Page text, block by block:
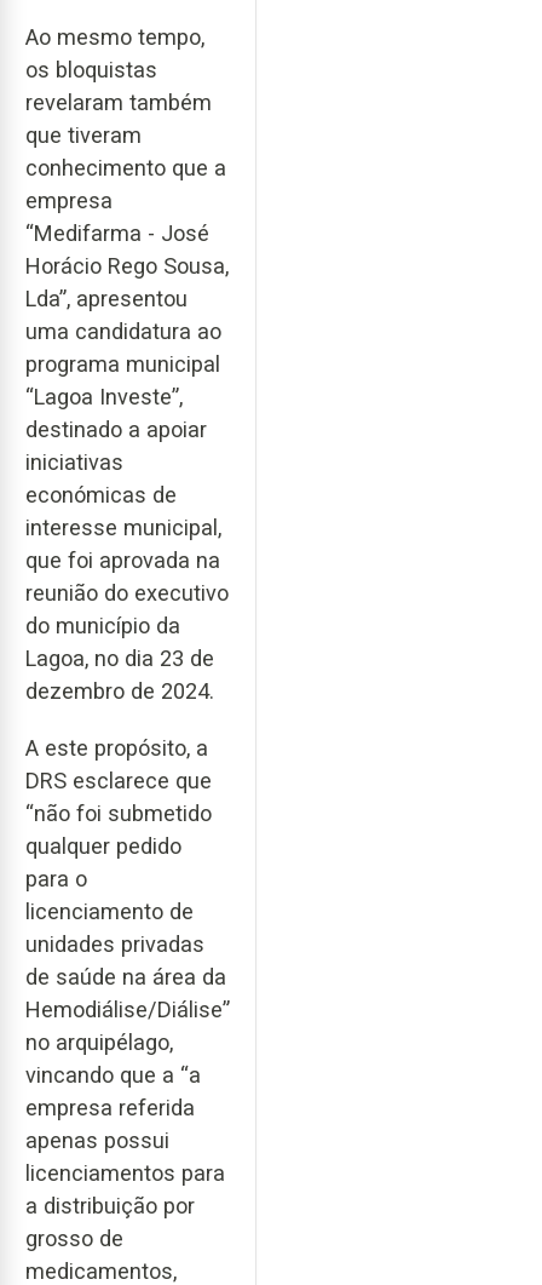
Ao mesmo tempo,
os bloquistas
revelaram também
que tiveram
conhecimento que a
empresa
“Medifarma - José
Horácio Rego Sousa,
Lda”, apresentou
uma candidatura ao
programa municipal
“Lagoa Investe”,
destinado a apoiar
iniciativas
económicas de
interesse municipal,
que foi aprovada na
reunião do executivo
do município da
Lagoa, no dia 23 de
dezembro de 2024.
A este propósito, a
DRS esclarece que
“não foi submetido
qualquer pedido
para o
licenciamento de
unidades privadas
de saúde na área da
Hemodiálise/Diálise”
no arquipélago,
vincando que a “a
empresa referida
apenas possui
licenciamentos para
a distribuição por
grosso de
medicamentos,